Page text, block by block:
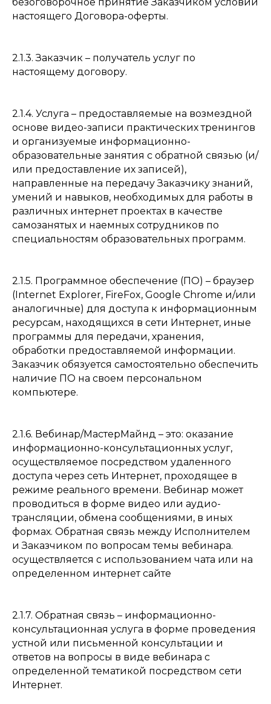
настоящего Договора-оферты.
2.1.3. Заказчик – получатель услуг по
настоящему договору.
2.1.4. Услуга – предоставляемые на возмездной
основе видео-записи практических тренингов
и организуемые информационно-
образовательные занятия с обратной связью (и/
или предоставление их записей),
направленные на передачу Заказчику знаний,
умений и навыков, необходимых для работы в
различных интернет проектах в качестве
самозанятых и наемных сотрудников по
специальностям образовательных программ.
2.1.5. Программное обеспечение (ПО) – браузер
(Internet Explorer, FireFox, Google Chrome и/или
аналогичные) для доступа к информационным
ресурсам, находящихся в сети Интернет, иные
программы для передачи, хранения,
обработки предоставляемой информации.
Заказчик обязуется самостоятельно обеспечить
наличие ПО на своем персональном
компьютере.
2.1.6. Вебинар/МастерМайнд – это: оказание
информационно-консультационных услуг,
осуществляемое посредством удаленного
доступа через сеть Интернет, проходящее в
режиме реального времени. Вебинар может
проводиться в форме видео или аудио-
трансляции, обмена сообщениями, в иных
формах. Обратная связь между Исполнителем
и Заказчиком по вопросам темы вебинара.
осуществляется с использованием чата или на
определенном интернет сайте
2.1.7. Обратная связь – информационно-
консультационная услуга в форме проведения
устной или письменной консультации и
ответов на вопросы в виде вебинара с
определенной тематикой посредством сети
Интернет.